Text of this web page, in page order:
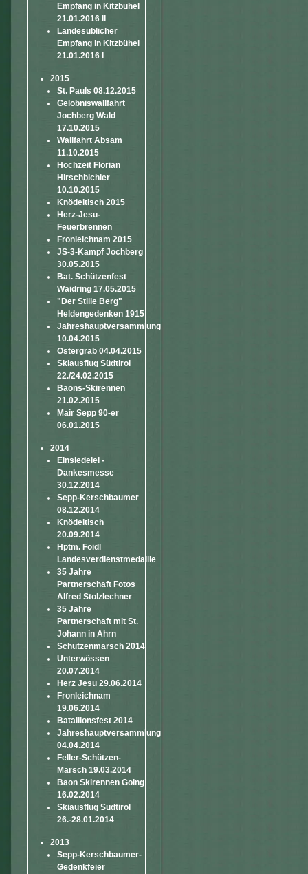
Empfang in Kitzbühel
21.01.2016 II
Landesüblicher
Empfang in Kitzbühel
21.01.2016 I
2015
St. Pauls 08.12.2015
Gelöbniswallfahrt
Jochberg Wald
17.10.2015
Wallfahrt Absam
11.10.2015
Hochzeit Florian
Hirschbichler
10.10.2015
Knödeltisch 2015
Herz-Jesu-
Feuerbrennen
Fronleichnam 2015
JS-3-Kampf Jochberg
30.05.2015
Bat. Schützenfest
Waidring 17.05.2015
"Der Stille Berg"
Heldengedenken 1915
Jahreshauptversammlung
10.04.2015
Ostergrab 04.04.2015
Skiausflug Südtirol
22./24.02.2015
Baons-Skirennen
21.02.2015
Mair Sepp 90-er
06.01.2015
2014
Einsiedelei -
Dankesmesse
30.12.2014
Sepp-Kerschbaumer
08.12.2014
Knödeltisch
20.09.2014
Hptm. Foidl
Landesverdienstmedaille
35 Jahre
Partnerschaft Fotos
Alfred Stolzlechner
35 Jahre
Partnerschaft mit St.
Johann in Ahrn
Schützenmarsch 2014
Unterwössen
20.07.2014
Herz Jesu 29.06.2014
Fronleichnam
19.06.2014
Bataillonsfest 2014
Jahreshauptversammlung
04.04.2014
Feller-Schützen-
Marsch 19.03.2014
Baon Skirennen Going
16.02.2014
Skiausflug Südtirol
26.-28.01.2014
2013
Sepp-Kerschbaumer-
Gedenkfeier